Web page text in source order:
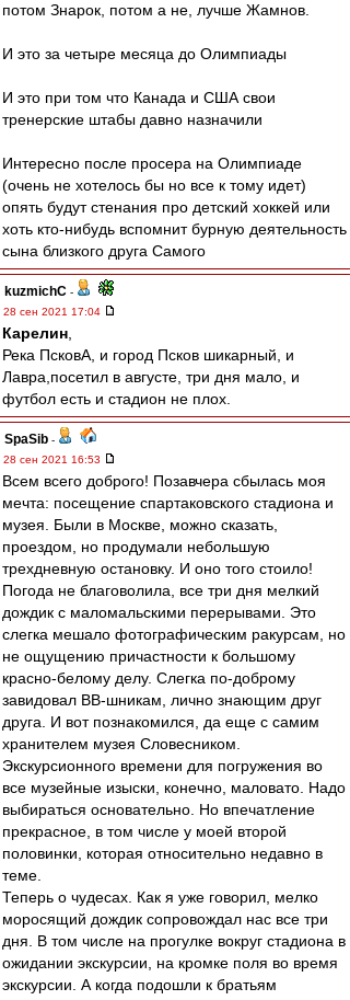
потом Знарок, потом а не, лучше Жамнов.
И это за четыре месяца до Олимпиады
И это при том что Канада и США свои
тренерские штабы давно назначили
Интересно после просера на Олимпиаде
(очень не хотелось бы но все к тому идет)
опять будут стенания про детский хоккей или
хоть кто-нибудь вспомнит бурную деятельность
сына близкого друга Самого
kuzmichC -
28 сен 2021 17:04
Карелин
Река ПсковА, и город Псков шикарный, и
Лавра,посетил в августе, три дня мало, и
футбол есть и стадион не плох.
SpaSib -
28 сен 2021 16:53
Всем всего доброго! Позавчера сбылась моя
мечта: посещение спартаковского стадиона и
музея. Были в Москве, можно сказать,
проездом, но продумали небольшую
трехдневную остановку. И оно того стоило!
Погода не благоволила, все три дня мелкий
дождик с маломальскими перерывами. Это
слегка мешало фотографическим ракурсам, но
не ощущению причастности к большому
красно-белому делу. Слегка по-доброму
завидовал ВВ-шникам, лично знающим друг
друга. И вот познакомился, да еще с самим
хранителем музея Словесником.
Экскурсионного времени для погружения во
все музейные изыски, конечно, маловато. Надо
выбираться основательно. Но впечатление
прекрасное, в том числе у моей второй
половинки, которая относительно недавно в
теме.
Теперь о чудесах. Как я уже говорил, мелко
моросящий дождик сопровождал нас все три
дня. В том числе на прогулке вокруг стадиона в
ожидании экскурсии, на кромке поля во время
экскурсии. А когда подошли к братьям